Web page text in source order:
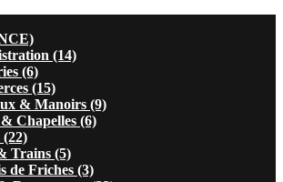
(14)
(6)
(15)
& Manoirs (9)
Chapelles (6)
(22)
Trains (5)
de Friches (3)